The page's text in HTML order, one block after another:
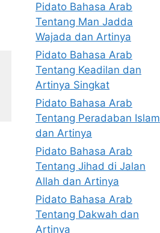
Pidato Bahasa Arab
Tentang Man Jadda
Wajada dan Artinya
Pidato Bahasa Arab
Tentang Keadilan dan
Artinya Singkat
Pidato Bahasa Arab
Tentang Peradaban Islam
dan Artinya
Pidato Bahasa Arab
Tentang Jihad di Jalan
Allah dan Artinya
Pidato Bahasa Arab
Tentang Dakwah dan
Artinya